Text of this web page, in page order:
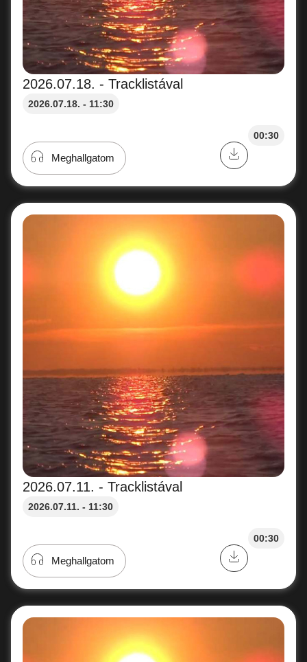
2026.07.18. - Tracklistával
2026.07.18. - 11:30
00:30
Meghallgatom
2026.07.11. - Tracklistával
2026.07.11. - 11:30
00:30
Meghallgatom